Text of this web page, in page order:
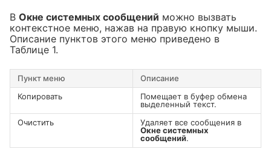
В Окне системных сообщений можно вызвать
контекстное меню, нажав на правую кнопку мыши.
Описание пунктов этого меню приведено в
Таблице 1.
Пункт меню
Описание
Копировать
Помещает в буфер обмена
выделенный текст.
Очистить
Удаляет все сообщения в
Окне системных
сообщений.